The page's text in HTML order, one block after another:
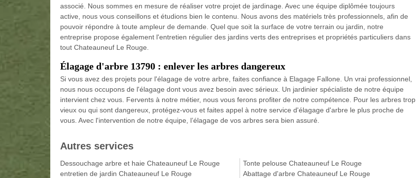
associé. Nous sommes en mesure de réaliser votre projet de jardinage. Avec une équipe diplômée toujours
active, nous vous conseillons et étudions bien le contenu. Nous avons des matériels très professionnels, afin de
pouvoir répondre à toute ampleur de demande. Quel que soit la surface de votre terrain ou jardin, notre
entreprise propose également l'entretien régulier des jardins verts des entreprises et propriétés particuliers dans
tout Chateauneuf Le Rouge.
Élagage d'arbre 13790 : enlever les arbres dangereux
Si vous avez des projets pour l'élagage de votre arbre, faites confiance à Elagage Fallone. Un vrai professionnel,
nous nous occupons de l'élagage dont vous avez besoin avec sérieux. Un jardinier spécialiste de notre équipe
intervient chez vous. Fervents à notre métier, nous vous ferons profiter de notre compétence. Pour les arbres trop
vieux ou qui sont dangereux, protégez-vous et faites appel à notre service d'élagage d'arbre le plus proche de
vous. Avec l'intervention de notre équipe, l’élagage de vos arbres sera bien assuré.
Autres services
Dessouchage arbre et haie Chateauneuf Le Rouge
entretien de jardin Chateauneuf Le Rouge
Tonte pelouse Chateauneuf Le Rouge
Abattage d'arbre Chateauneuf Le Rouge